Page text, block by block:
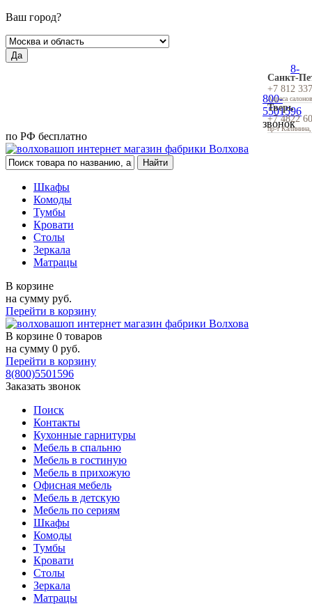
Ваш город?
Да
Санкт-
+7 812
Адреса
Тверь
+7 4822
пр-т
8-
800-
5501596
звонок
по РФ бесплатно
Шкафы
Комоды
Тумбы
Кровати
Столы
Зеркала
Матрацы
В корзине
на сумму руб.
Перейти в корзину
В корзине 0 товаров
на сумму 0 руб.
Перейти в корзину
8(800)5501596
Заказать звонок
Поиск
Контакты
Кухонные гарнитуры
Мебель в спальню
Мебель в гостиную
Мебель в прихожую
Офисная мебель
Мебель в детскую
Мебель по сериям
Шкафы
Комоды
Тумбы
Кровати
Столы
Зеркала
Матрацы